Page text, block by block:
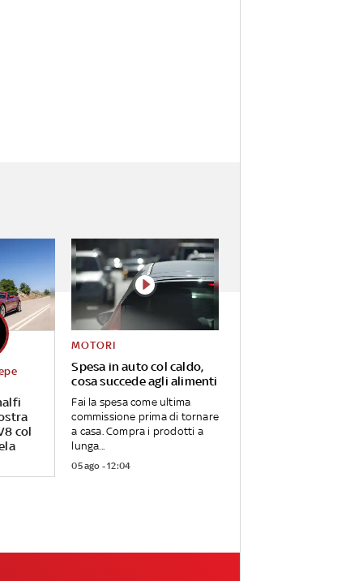
col
Spesa in auto col caldo,
cosa succede agli alimenti
MOTORI
Fai la spesa come ultima
commissione prima di tornare
a casa. Compra i prodotti a
lunga...
05 ago - 12:04